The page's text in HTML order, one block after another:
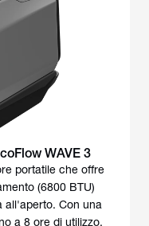
WAVE 3
portatile che offre
(6800 BTU)
all'aperto. Con una
a 8 ore di utilizzo.